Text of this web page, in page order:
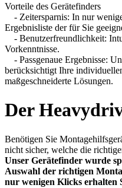
Vorteile des Gerätefinders
- Zeitersparnis: In nur
Ergebnisliste der für Sie
- Benutzerfreundlichkeit:
Vorkenntnisse.
- Passgenaue Ergebnisse:
berücksichtigt Ihre
maßgeschneiderte Lösungen.
Der
Benötigen Sie
nicht sicher, welche die
Unser Gerätefinder wurde
Auswahl der richtigen
nur wenigen Klicks erhalten